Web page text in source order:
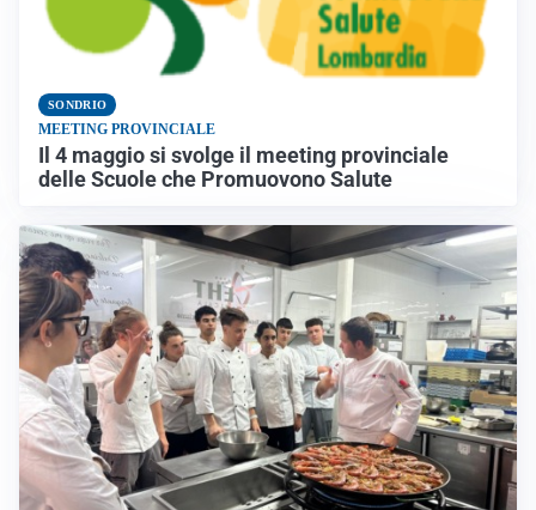
SONDRIO
MEETING PROVINCIALE
Il 4 maggio si svolge il meeting provinciale
delle Scuole che Promuovono Salute